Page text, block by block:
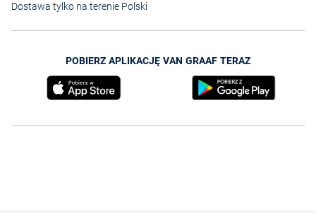
Dostawa tylko na terenie Polski
POBIERZ APLIKACJĘ VAN GRAAF TERAZ